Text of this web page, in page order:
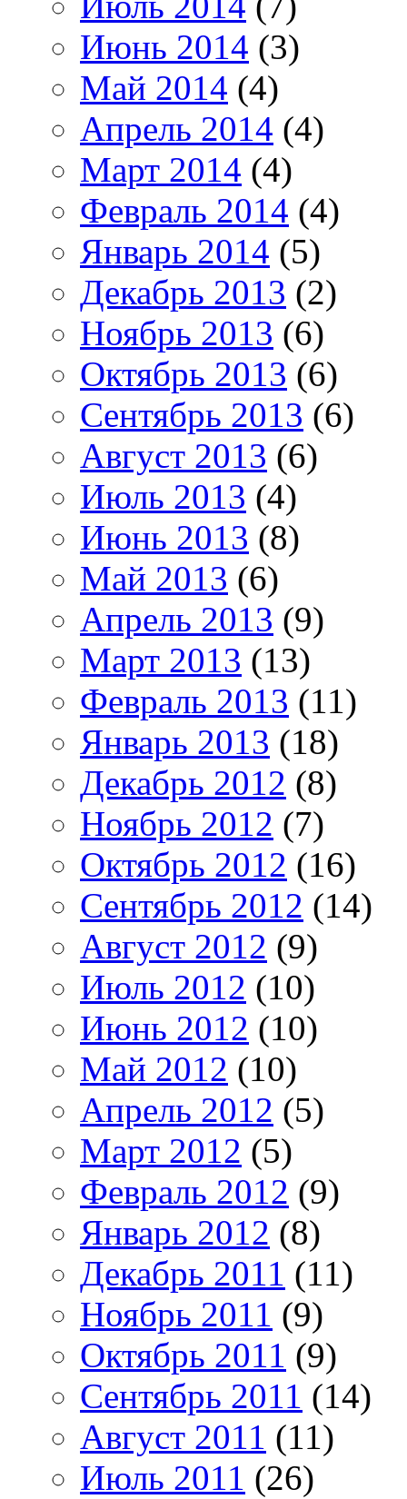
Июнь 2014 (3)
Май 2014 (4)
Апрель 2014 (4)
Март 2014 (4)
Февраль 2014 (4)
Январь 2014 (5)
Декабрь 2013 (2)
Ноябрь 2013 (6)
Октябрь 2013 (6)
Сентябрь 2013 (6)
Август 2013 (6)
Июль 2013 (4)
Июнь 2013 (8)
Май 2013 (6)
Апрель 2013 (9)
Март 2013 (13)
Февраль 2013 (11)
Январь 2013 (18)
Декабрь 2012 (8)
Ноябрь 2012 (7)
Октябрь 2012 (16)
Сентябрь 2012 (14)
Август 2012 (9)
Июль 2012 (10)
Июнь 2012 (10)
Май 2012 (10)
Апрель 2012 (5)
Март 2012 (5)
Февраль 2012 (9)
Январь 2012 (8)
Декабрь 2011 (11)
Ноябрь 2011 (9)
Октябрь 2011 (9)
Сентябрь 2011 (14)
Август 2011 (11)
Июль 2011 (26)